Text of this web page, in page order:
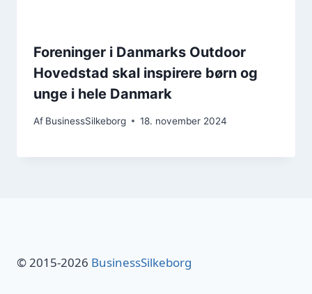
Foreninger i Danmarks Outdoor
Hovedstad skal inspirere børn og
unge i hele Danmark
Af BusinessSilkeborg 18. november 2024
© 2015-2026 BusinessSilkeborg